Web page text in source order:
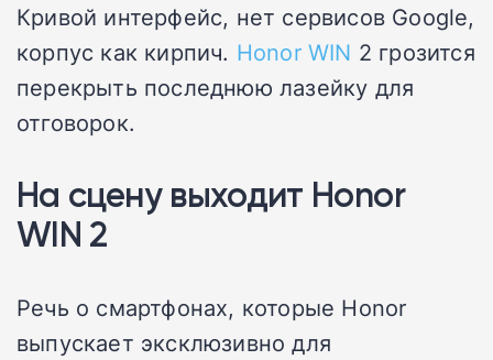
Кривой интерфейс, нет сервисов Google,
корпус как кирпич. Honor WIN 2 грозится
перекрыть последнюю лазейку для
отговорок.
На сцену выходит Honor
WIN 2
Речь о смартфонах, которые Honor
выпускает эксклюзивно для